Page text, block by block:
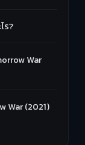
ร?
War
War (2021)